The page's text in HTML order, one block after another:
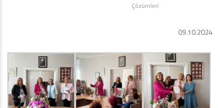
09.10.2024
Çözümleri